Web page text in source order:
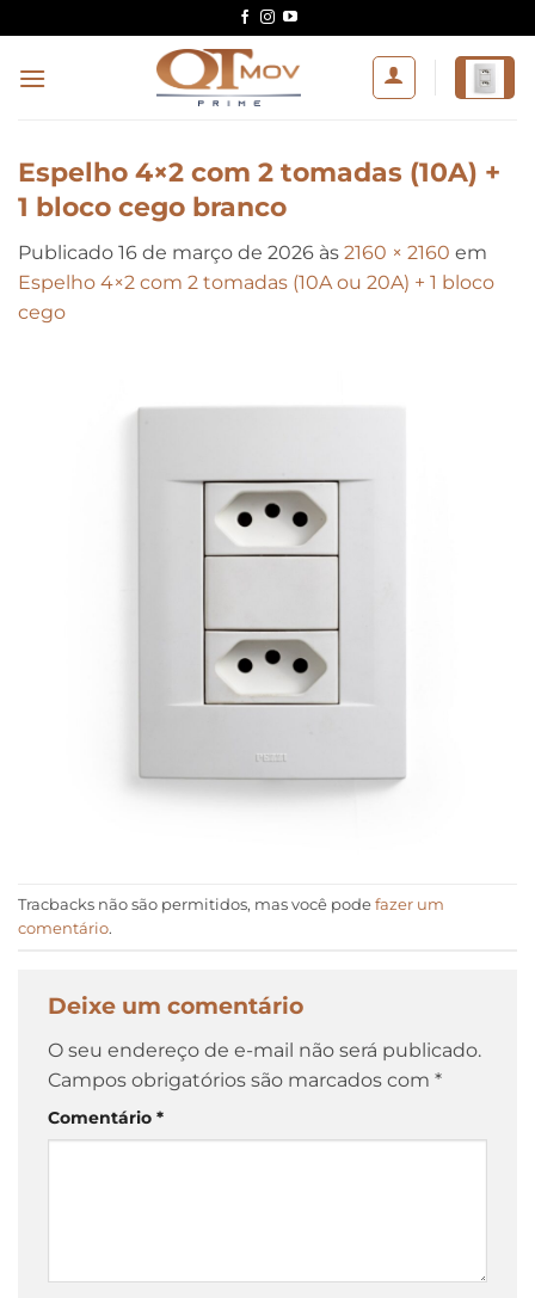
to
content
Espelho 4×2 com 2 tomadas (10A) +
1 bloco cego branco
Publicado 16 de março de 2026 às 2160 × 2160 em
Espelho 4×2 com 2 tomadas (10A ou 20A) + 1 bloco
cego
Tracbacks não são permitidos, mas você pode fazer um
comentário.
Deixe um comentário
O seu endereço de e-mail não será publicado.
Campos obrigatórios são marcados com *
Comentário *